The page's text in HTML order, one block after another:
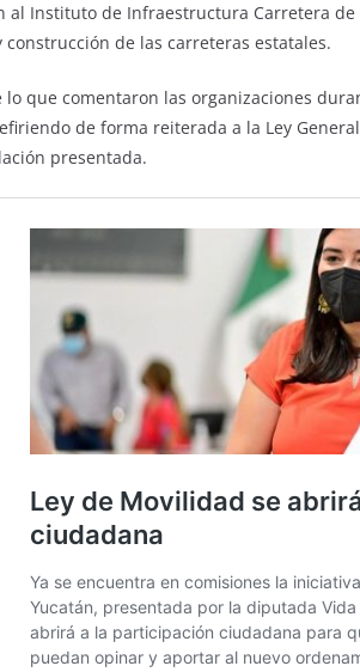
al Instituto de Infraestructura Carretera
construcción de las carreteras estatales.
lo que comentaron las organizaciones
de forma reiterada a la Ley
presentada.